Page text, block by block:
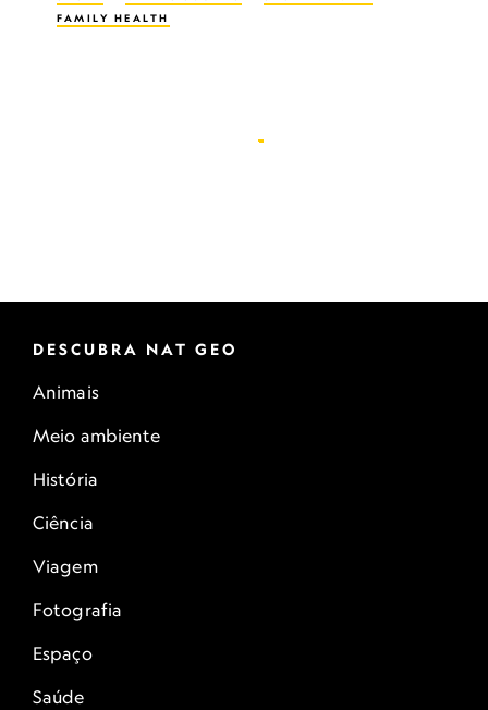
FAMILY HEALTH
DESCUBRA NAT GEO
Animais
Meio ambiente
História
Ciência
Viagem
Fotografia
Espaço
Saúde